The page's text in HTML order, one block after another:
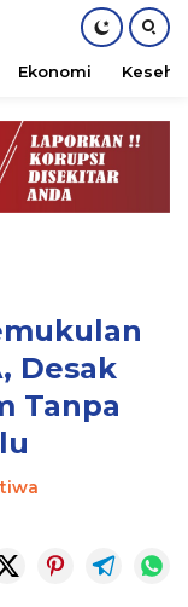
Ekonomi
Desak
Tanpa